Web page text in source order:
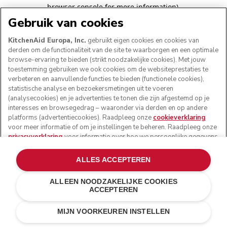
browser console for more information).
Gebruik van cookies
KitchenAid Europa, Inc. gebruikt eigen cookies en cookies van
derden om de functionaliteit van de site te waarborgen en een optimale
browse-ervaring te bieden (strikt noodzakelijke cookies). Met jouw
toestemming gebruiken we ook cookies om de websiteprestaties te
verbeteren en aanvullende functies te bieden (functionele cookies),
statistische analyse en bezoekersmetingen uit te voeren
(analysecookies) en je advertenties te tonen die zijn afgestemd op je
interesses en browsegedrag – waaronder via derden en op andere
platforms (advertentiecookies). Raadpleeg onze cookieverklaring
voor meer informatie of om je instellingen te beheren. Raadpleeg onze
privacyverklaring voor informatie over hoe we persoonlijke gegevens
MIJN VOORKEUREN INSTELLEN
ALLEEN NOODZAKELIJKE COOKIES
ACCEPTEREN
ALLES ACCEPTEREN